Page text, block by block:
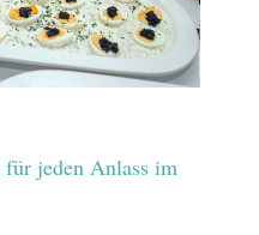
jeden Anlass im